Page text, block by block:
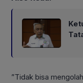
”Tidak bisa